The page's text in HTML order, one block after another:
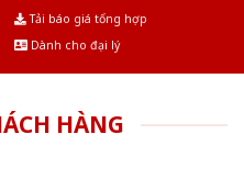
Tải báo giá tổng hợp
Dành cho đại lý
HÀNG